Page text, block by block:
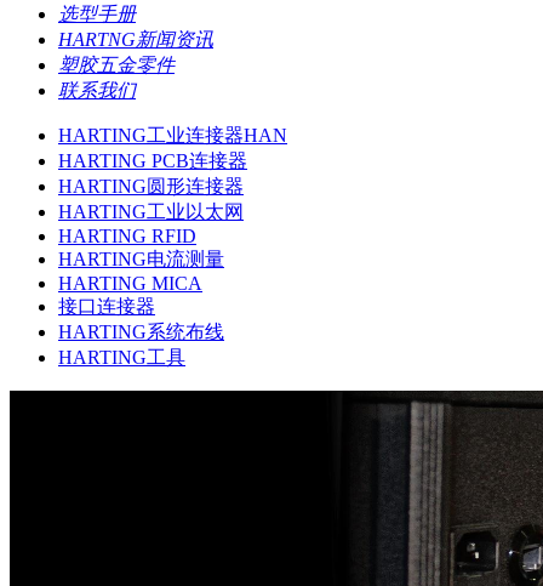
选型手册
HARTNG新闻资讯
塑胶五金零件
联系我们
HARTING工业连接器HAN
HARTING PCB连接器
HARTING圆形连接器
HARTING工业以太网
HARTING RFID
HARTING电流测量
HARTING MICA
接口连接器
HARTING系统布线
HARTING工具